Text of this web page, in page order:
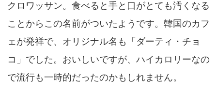
クロワッサン。食べると手と口がとても汚くなる
ことからこの名前がついたようです。韓国のカフ
ェが発祥で、オリジナル名も「ダーティ・チョ
コ」でした。おいしいですが、ハイカロリーなの
で流行も一時的だったのかもしれません。